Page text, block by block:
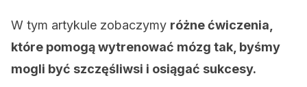
W tym artykule zobaczymy różne ćwiczenia,
które pomogą wytrenować mózg tak, byśmy
mogli być szczęśliwsi i osiągać sukcesy.